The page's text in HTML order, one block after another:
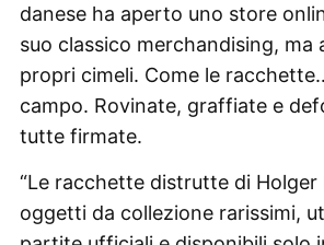
danese ha aperto uno store
suo classico merchandising, ma
propri cimeli. Come le
campo. Rovinate, graffiate e
tutte firmate.
“Le racchette distrutte di Holger
oggetti da collezione rarissimi,